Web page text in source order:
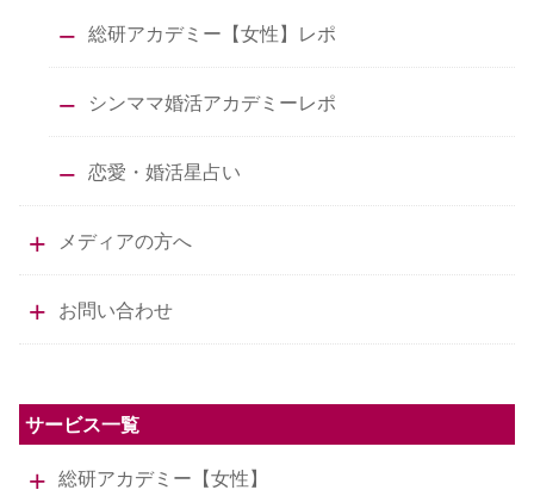
総研アカデミー【女性】レポ
シンママ婚活アカデミーレポ
恋愛・婚活星占い
メディアの方へ
お問い合わせ
サービス一覧
総研アカデミー【女性】